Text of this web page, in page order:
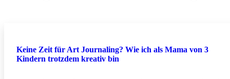
Keine Zeit für Art Journaling? Wie ich als Mama von 3
Kindern trotzdem kreativ bin